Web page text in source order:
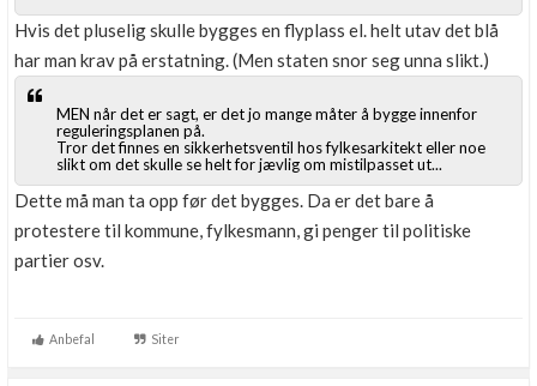
Hvis det pluselig skulle bygges en flyplass el. helt utav det blå
har man krav på erstatning. (Men staten snor seg unna slikt.)
MEN når det er sagt, er det jo mange måter å bygge innenfor
reguleringsplanen på.
Tror det finnes en sikkerhetsventil hos fylkesarkitekt eller noe
slikt om det skulle se helt for jævlig om mistilpasset ut...
Dette må man ta opp før det bygges. Da er det bare å
protestere til kommune, fylkesmann, gi penger til politiske
partier osv.
Anbefal Siter